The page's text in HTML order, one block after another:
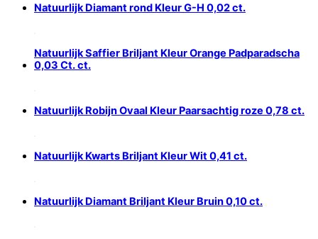
Natuurlijk Diamant rond Kleur G-H 0,02 ct.
Natuurlijk Saffier Briljant Kleur Orange Padparadscha
0,03 Ct. ct.
Natuurlijk Robijn Ovaal Kleur Paarsachtig roze 0,78 ct.
Natuurlijk Kwarts Briljant Kleur Wit 0,41 ct.
Natuurlijk Diamant Briljant Kleur Bruin 0,10 ct.